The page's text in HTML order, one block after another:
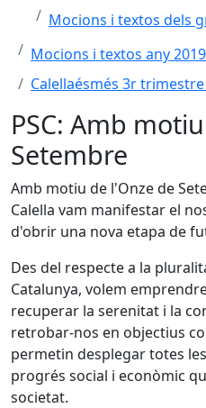
Mocions i textos dels
Mocions i textos any 2019
Calellaésmés 3r
PSC: Amb
Setembre
Amb motiu de l'Onze de
Calella vam manifestar el
d'obrir una nova etapa de
Des del respecte a la
Catalunya, volem
recuperar la serenitat i la
retrobar-nos en objectius
permetin desplegar totes
progrés social i econòmic
societat.